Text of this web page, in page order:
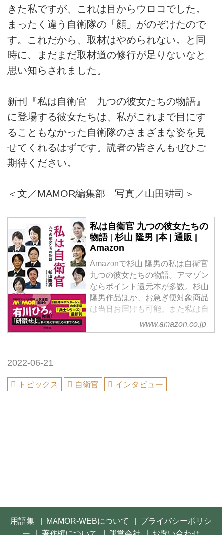
きた私ですが、これは目からウロコでした。
まったく違う自衛隊の「顔」がのぞけたので
す。これだから、取材はやめられない。と同
時に、まだまだ取材道の修行が足りないなと
思い知らされました。
新刊『私は自衛官 九つの彼女たちの物語』
に登場する彼女たちは、私がこれまで目にす
ることもなかった自衛隊のさまざまな姿を見
せてくれるはずです。読者の皆さんもぜひご
期待ください。
＜文／MAMOR編集部 写真／山田耕司＞
私は自衛官 九つの彼女たちの
物語 | 杉山 隆男 |本 | 通販 |
Amazon
Amazonで杉山 隆男の私は自衛官
九つの彼女たちの物語。アマゾン
ならポイント還元本が多数。杉山
隆男作品ほか、お急ぎ便対象商品
は当日お届けも可能。また私は自
衛官 九つの彼女たちの物語もア
マゾン配送商品なら通常配送無
www.amazon.co.jp
2022-06-21
トピックス 自衛官 インタビュー
用語集 MAMOR-WEBについて
プライバシーポリシ
ー
著作権について 運営会社 お問い合わせ